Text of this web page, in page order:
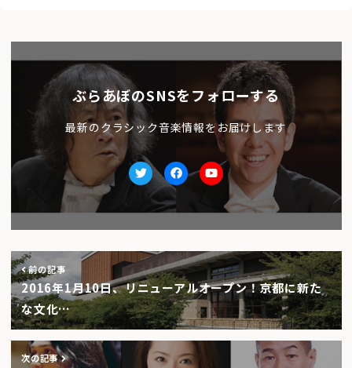
ぶらあぼのSNSをフォローする
最新のクラシック音楽情報をお届けします
TwitterfacebookYoutube
前の記事
2016年1月10日、リニューアルオープン！京都に新た
な文化…
次の記事